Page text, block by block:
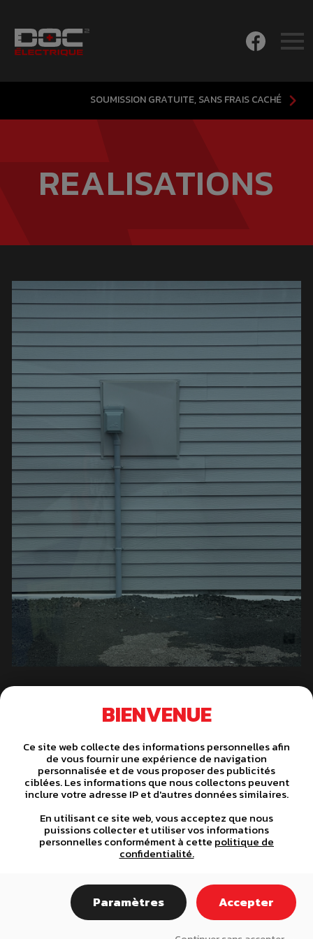
SOUMISSION GRATUITE, SANS FRAIS CACHÉ
REALISATIONS
DES SPÉCIALISTES À VOTRE
BIENVENUE
Ce site web collecte des informations personnelles afin
de vous fournir une expérience de navigation
personnalisée et de vous proposer des publicités
ciblées. Les informations que nous collectons peuvent
inclure votre adresse IP et d'autres données similaires.
En utilisant ce site web, vous acceptez que nous
puissions collecter et utiliser vos informations
personnelles conformément à cette politique de
confidentialité.
Paramètres Accepter